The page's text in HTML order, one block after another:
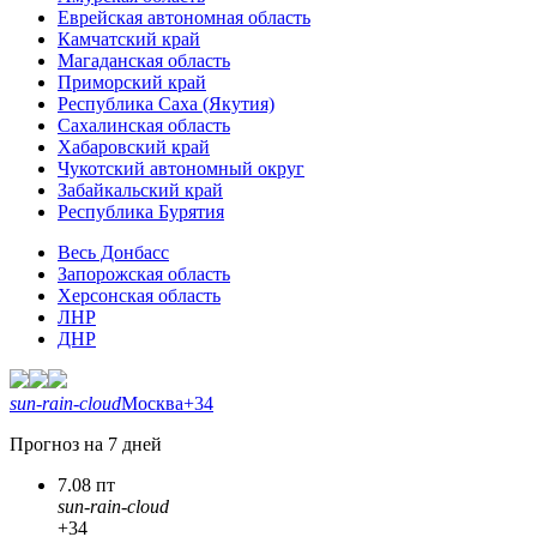
Еврейская автономная область
Камчатский край
Магаданская область
Приморский край
Республика Саха (Якутия)
Сахалинская область
Хабаровский край
Чукотский автономный округ
Забайкальский край
Республика Бурятия
Весь Донбасс
Запорожская область
Херсонская область
ЛНР
ДНР
sun-rain-cloudМосква+34
Прогноз на 7 дней
7.08 пт
sun-rain-cloud
+34